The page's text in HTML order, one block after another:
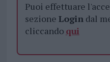
Puoi effettuare
sezione Logindal
cliccando qui